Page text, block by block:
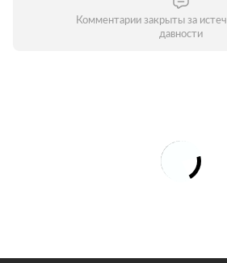
Комментарии закрыты за
давности